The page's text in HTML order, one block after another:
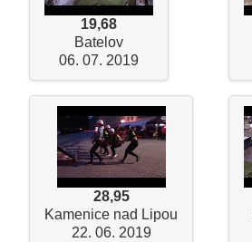
19,68
Batelov
06. 07. 2019
28,95
Kamenice nad Lipou
22. 06. 2019